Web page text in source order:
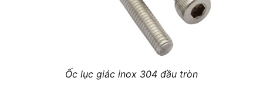
Ốc lục giác inox 304 đầu tròn